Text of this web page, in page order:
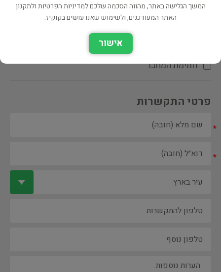
הקדשת המחבר\המתרגם
חתימת המחבר
פרטי התקשרות
*
*
המשך הגלישה באתר, מהווה הסכמה שלכם למדיניות הפרטיות ולתקנון
האתר המעודכנים, ולשימוש שאנו עושים בקוקיז.
אישור